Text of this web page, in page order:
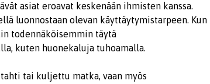
asiat eroavat keskenään ihmisten kanssa.
luonnostaan olevan käyttäytymistarpeen. Kun
todennäköisemmin täytä
kuten huonekaluja tuhoamalla.
tai kuljettu matka, vaan myös